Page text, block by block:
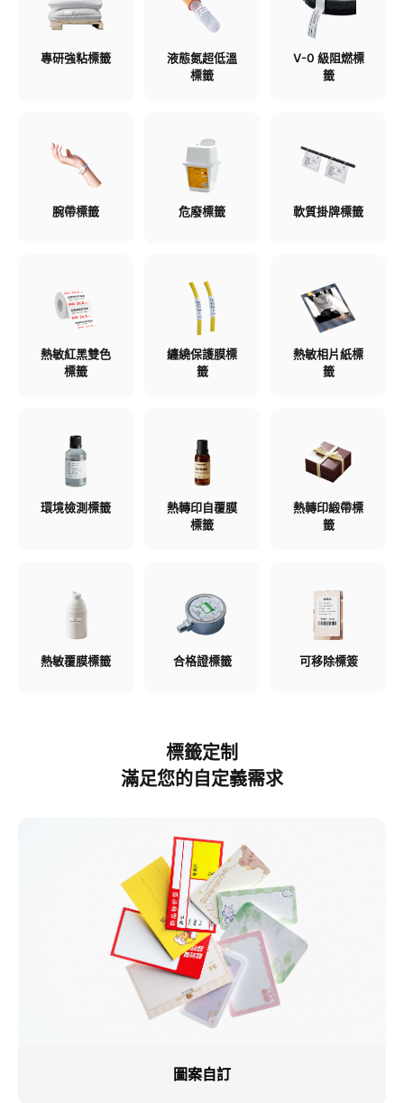
專研強粘標籤​
液態氮超低溫
標籤​
V-0 級阻燃標
籤​
腕帶標籤​ 危廢標籤​ 軟質掛牌標籤​
熱敏紅黑雙色
標籤​
纏繞保護膜標
籤​
熱敏相片紙標
籤​
環境檢測標籤​
熱轉印自覆膜
標籤​
熱轉印緞帶標
籤​
熱敏覆膜標籤​ 合格證標籤​ 可移除標簽​
標籤定制​
滿足您的自定義需求​
圖案自訂​